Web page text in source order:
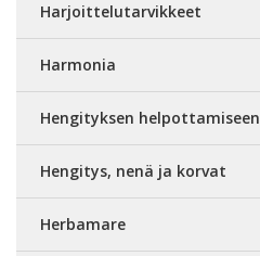
Harjoittelutarvikkeet
Harmonia
Hengityksen helpottamiseen
Hengitys, nenä ja korvat
Herbamare